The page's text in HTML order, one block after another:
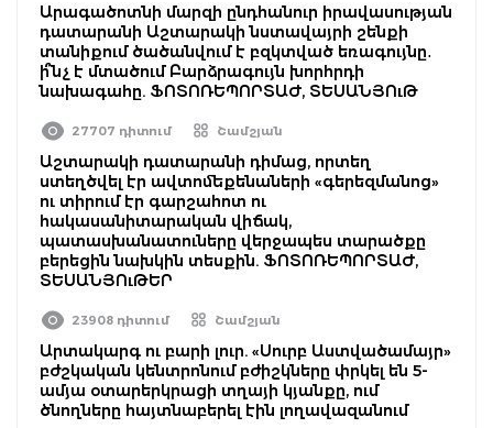
Արագածոտնի մարզի ընդհանուր իրավասության
դատարանի Աշտարակի նստավայրի շենքի
տանիքում ծածանվում է բզկտված եռագույնը․
ի՞նչ է մտածում Բարձրագույն խորհրդի
նախագահը. ՖՈՏՈՌԵՊՈՐՏԱԺ, ՏԵՍԱՆՅՈւԹ
27707 դիտում Շամշյան
Աշտարակի դատարանի դիմաց, որտեղ
ստեղծվել էր ավտոմեքենաների «գերեզմանոց»
ու տիրում էր գարշահոտ ու
հակասանիտարական վիճակ,
պատասխանատուները վերջապես տարածքը
բերեցին նախկին տեսքին. ՖՈՏՈՌԵՊՈՐՏԱԺ,
ՏԵՍԱՆՅՈւԹԵՐ
23908 դիտում Շամշյան
Արտակարգ ու բարի լուր. «Սուրբ Աստվածամայր»
բժշկական կենտրոնում բժիշկները փրկել են 5-
ամյա օտարերկրացի տղայի կյանքը, ում
ծնողները հայտնաբերել էին լողավազանում